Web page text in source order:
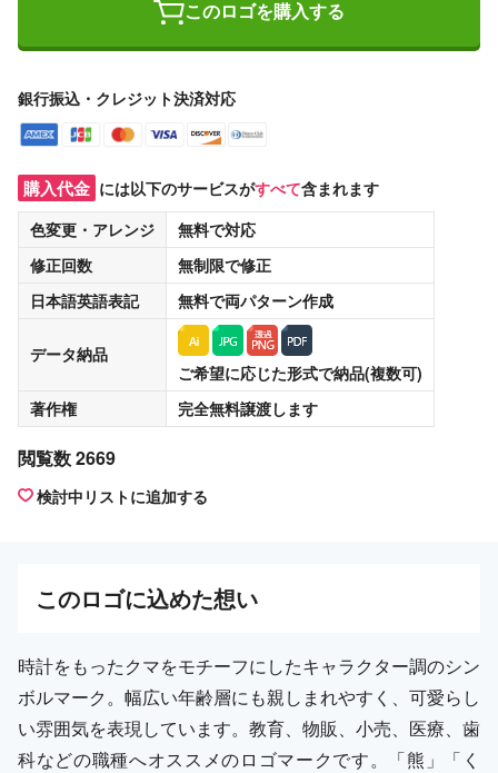
このロゴを購入する
銀行振込・クレジット決済対応
購入代金 には以下のサービスがすべて含まれます
色変更・アレンジ
無料で対応
修正回数
無制限で修正
日本語英語表記
無料で両パターン作成
データ納品
ご希望に応じた形式で納品(複数可)
著作権
完全無料譲渡します
閲覧数 2669
検討中リストに追加する
このロゴに込めた想い
時計をもったクマをモチーフにしたキャラクター調のシン
ボルマーク。幅広い年齢層にも親しまれやすく、可愛らし
い雰囲気を表現しています。教育、物販、小売、医療、歯
科などの職種へオススメのロゴマークです。「熊」「く